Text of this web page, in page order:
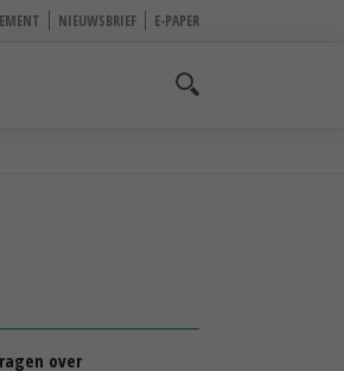
NIEUWSBRIEF E-PAPER
over